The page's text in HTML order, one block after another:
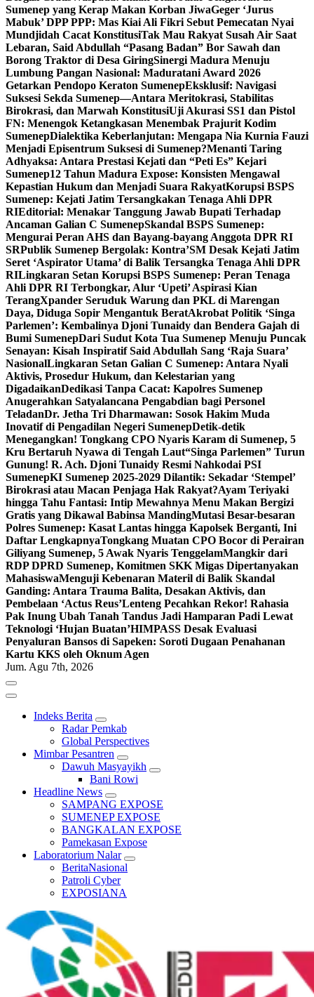
Sumenep yang Kerap Makan Korban JiwaGeger ‘Jurus
Mabuk’ DPP PPP: Mas Kiai Ali Fikri Sebut Pemecatan Nyai
Mundjidah Cacat KonstitusiTak Mau Rakyat Susah Air Saat
Lebaran, Said Abdullah “Pasang Badan” Bor Sawah dan
Borong Traktor di Desa GiringSinergi Madura Menuju
Lumbung Pangan Nasional: Maduratani Award 2026
Getarkan Pendopo Keraton SumenepEksklusif: Navigasi
Suksesi Sekda Sumenep—Antara Meritokrasi, Stabilitas
Birokrasi, dan Marwah KonstitusiUji Akurasi SS1 dan Pistol
FN: Menengok Ketangkasan Menembak Prajurit Kodim
SumenepDialektika Keberlanjutan: Mengapa Nia Kurnia Fauzi
Menjadi Episentrum Suksesi di Sumenep?Menanti Taring
Adhyaksa: Antara Prestasi Kejati dan “Peti Es” Kejari
Sumenep12 Tahun Madura Expose: Konsisten Mengawal
Kepastian Hukum dan Menjadi Suara RakyatKorupsi BSPS
Sumenep: Kejati Jatim Tersangkakan Tenaga Ahli DPR
RIEditorial: Menakar Tanggung Jawab Bupati Terhadap
Ancaman Galian C SumenepSkandal BSPS Sumenep:
Mengurai Peran AHS dan Bayang-bayang Anggota DPR RI
SRPublik Sumenep Bergolak: Kontra’SM Desak Kejati Jatim
Seret ‘Aspirator Utama’ di Balik Tersangka Tenaga Ahli DPR
RILingkaran Setan Korupsi BSPS Sumenep: Peran Tenaga
Ahli DPR RI Terbongkar, Alur ‘Upeti’ Aspirasi Kian
TerangXpander Seruduk Warung dan PKL di Marengan
Daya, Diduga Sopir Mengantuk BeratAkrobat Politik ‘Singa
Parlemen’: Kembalinya Djoni Tunaidy dan Bendera Gajah di
Bumi SumenepDari Sudut Kota Tua Sumenep Menuju Puncak
Senayan: Kisah Inspiratif Said Abdullah Sang ‘Raja Suara’
NasionalLingkaran Setan Galian C Sumenep: Antara Nyali
Aktivis, Prosedur Hukum, dan Kelestarian yang
DigadaikanDedikasi Tanpa Cacat: Kapolres Sumenep
Anugerahkan Satyalancana Pengabdian bagi Personel
TeladanDr. Jetha Tri Dharmawan: Sosok Hakim Muda
Inovatif di Pengadilan Negeri SumenepDetik-detik
Menegangkan! Tongkang CPO Nyaris Karam di Sumenep, 5
Kru Bertaruh Nyawa di Tengah Laut“Singa Parlemen” Turun
Gunung! R. Ach. Djoni Tunaidy Resmi Nahkodai PSI
SumenepKI Sumenep 2025-2029 Dilantik: Sekadar ‘Stempel’
Birokrasi atau Macan Penjaga Hak Rakyat?Ayam Teriyaki
hingga Tahu Fantasi: Intip Mewahnya Menu Makan Bergizi
Gratis yang Dikawal Babinsa MandingMutasi Besar-besaran
Polres Sumenep: Kasat Lantas hingga Kapolsek Berganti, Ini
Daftar LengkapnyaTongkang Muatan CPO Bocor di Perairan
Giliyang Sumenep, 5 Awak Nyaris TenggelamMangkir dari
RDP DPRD Sumenep, Komitmen SKK Migas Dipertanyakan
MahasiswaMenguji Kebenaran Materil di Balik Skandal
Ganding: Antara Trauma Balita, Desakan Aktivis, dan
Pembelaan ‘Actus Reus’Lenteng Pecahkan Rekor! Rahasia
Pak Inung Ubah Tanah Tandus Jadi Hamparan Padi Lewat
Teknologi ‘Hujan Buatan’HIMPASS Desak Evaluasi
Penyaluran Bansos di Sapeken: Soroti Dugaan Penahanan
Kartu KKS oleh Oknum Agen
Jum. Agu 7th, 2026
Indeks Berita
Radar Pemkab
Global Perspectives
Mimbar Pesantren
Dawuh Masyayikh
Bani Rowi
Headline News
SAMPANG EXPOSE
SUMENEP EXPOSE
BANGKALAN EXPOSE
Pamekasan Expose
Laboratorium Nalar
BeritaNasional
Patroli Cyber
EXPOSIANA